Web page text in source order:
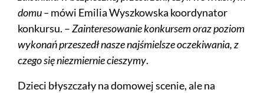
domu – mówi Emilia Wyszkowska koordynator
konkursu. –Zainteresowanie konkursem oraz poziom
wykonań przeszedł nasze najśmielsze oczekiwania, z
czego się niezmiernie cieszymy.
Dzieci błyszczały na domowej scenie, ale na